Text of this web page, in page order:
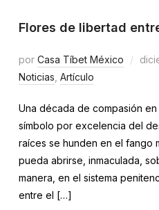
Flores de libertad
por Casa Tíbet México
Noticias Artículo
Una década de compasión
símbolo por excelencia del
raíces se hunden en el fango
pueda abrirse, inmaculada,
manera, en el sistema
entre el […]